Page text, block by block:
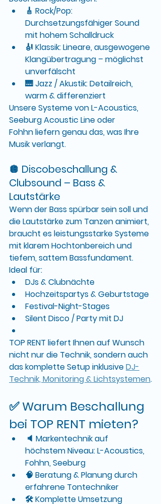
🎸 Rock/Pop:
Durchsetzungsfähiger Sound
mit hohem Schalldruck
🎻 Klassik: Lineare, ausgewogene
Klangübertragung – möglichst
unverfälscht
🎹 Jazz / Akustik: Detailreich,
warm & differenziert
Unsere Systeme von L-Acoustics,
Seeburg Acoustic Line oder
Fohhn liefern genau das, was Ihre
Musik verlangt.
🪩 Discobeschallung &
Clubsound – Bass &
Lautstärke
Wenn der Bass spürbar sein soll und
die Lautstärke zum Tanzen animiert,
braucht es leistungsstarke Systeme
mit klarem Hochtonbereich und
tiefem, sattem Bassfundament.
Ideal für:
DJs & Clubnächte
Hochzeitspartys & Geburtstage
Festival-Night-Stages
Silent Disco / Party mit DJ
TOP RENT liefert Ihnen auf Wunsch
nicht nur die Technik, sondern auch
das komplette Setup inklusive DJ-
Technik, Monitoring & Lichtsystemen.
✅ Warum Beschallung
bei TOP RENT mieten?
🔈 Markentechnik auf
höchstem Niveau: L-Acoustics,
Fohhn, Seeburg
🧠 Beratung & Planung durch
erfahrene Tontechniker
🛠️ Komplette Umsetzung